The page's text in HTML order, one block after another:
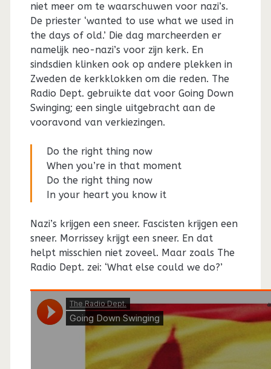
niet meer om te waarschuwen voor nazi’s.
De priester ‘wanted to use what we used in
the days of old.’ Die dag marcheerden er
namelijk neo-nazi’s voor zijn kerk. En
sindsdien klinken ook op andere plekken in
Zweden de kerkklokken om die reden. The
Radio Dept. gebruikte dat voor Going Down
Swinging; een single uitgebracht aan de
vooravond van verkiezingen.
Do the right thing now
When you’re in that moment
Do the right thing now
In your heart you know it
Nazi’s krijgen een sneer. Fascisten krijgen een
sneer. Morrissey krijgt een sneer. En dat
helpt misschien niet zoveel. Maar zoals The
Radio Dept. zei: ‘What else could we do?’